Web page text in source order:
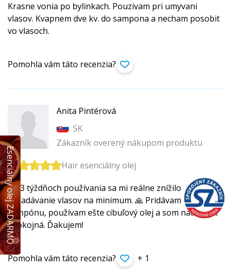
Krasne vonia po bylinkach. Pouzivam pri umyvani
vlasov. Kvapnem dve kv. do sampona a necham posobit
vo vlasoch.
Pomohla vám táto recenzia?
Anita Pintérová
SK
Zákazník overený nákupom produktu
Hair esenciálny olej
Po 3 týždňoch používania sa mi reálne znížilo
vypadávanie vlasov na minimum. 🙏 Pridávam ho do
šampónu, používam ešte cibuľový olej a som nadmieru
spokojná. Ďakujem!
Pomohla vám táto recenzia? + 1
Esenciálny olej ZADARMO